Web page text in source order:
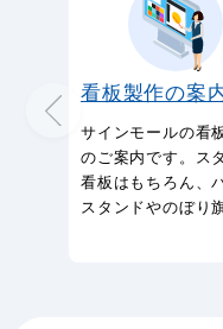
看板製作の案
サインモールの看
のご案内です。ス
看板はもちろん、
スタンドやのぼり